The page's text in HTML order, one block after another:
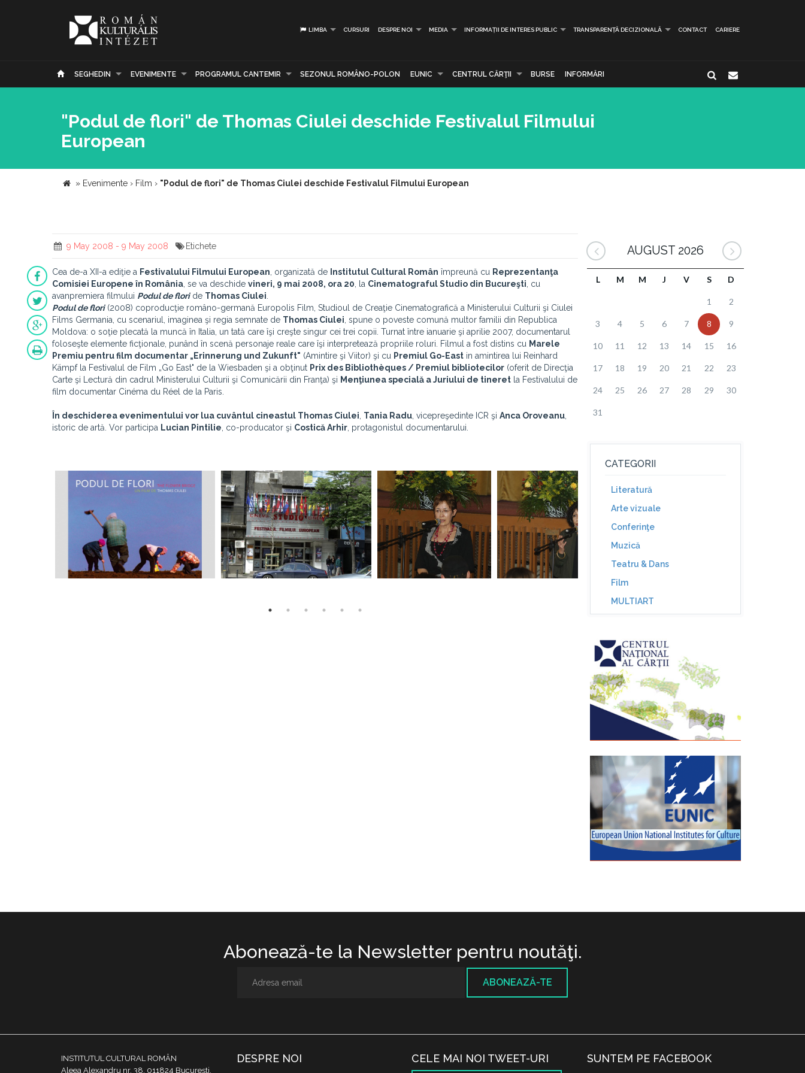
LIMBA CURSURI DESPRE NOI MEDIA INFORMAȚII DE INTERES PUBLIC TRANSPARENȚĂ DECIZIONALĂ CONTACT CARIERE
SEGHEDIN EVENIMENTE PROGRAMUL CANTEMIR SEZONUL ROMÂNO-POLON EUNIC CENTRUL CĂRŢII BURSE INFORMĂRI
"Podul de flori" de Thomas Ciulei deschide Festivalul Filmului
European
» Evenimente › Film › "Podul de flori" de Thomas Ciulei deschide Festivalul Filmului European
9 May 2008 - 9 May 2008 Etichete
Cea de-a XII-a ediţie a Festivalului Filmului European , organizată de Institutul Cultural Român împreună cu Reprezentanţa
Comisiei Europene în România , se va deschide vineri, 9 mai 2008, ora 20 , la Cinematograful Studio din Bucureşti , cu
avanpremiera filmului Podul de floride Thomas Ciulei
Podul de flori(2008) coproducţie româno-germană Europolis Film, Studioul de Creaţie Cinematografică a Ministerului Culturii şi Ciulei
Films Germania, cu scenariul, imaginea şi regia semnate de Thomas Ciulei , spune o poveste comună multor familii din Republica
Moldova: o soţie plecată la muncă în Italia, un tată care îşi creşte singur cei trei copii. Turnat între ianuarie şi aprilie 2007, documentarul
foloseşte elemente ficţionale, punând în scenă personaje reale care îşi interpretează propriile roluri. Filmul a fost distins cu Marele
Premiu pentru film documentar „Erinnerung und Zukunft" (Amintire şi Viitor) şi cu Premiul Go-East in amintirea lui Reinhard
Kämpf la Festivalul de Film „Go East" de la Wiesbaden şi a obţinut Prix des Bibliothèques / Premiul bibliotecilor (oferit de Direcţia
Carte şi Lectură din cadrul Ministerului Culturii şi Comunicării din Franţa) şi Menţiunea specială a Juriului de tineret la Festivalului de
film documentar Cinéma du Réel de la Paris.
În deschiderea evenimentului vor lua cuvântul cineastul Thomas Ciulei Tania Radu , vicepreşedinte ICR şi Anca Oroveanu
istoric de artă. Vor participa Lucian Pintilie , co-producator şi Costică Arhir , protagonistul documentarului.
AUGUST 2026
L M M J V S D
1 2
3 4 5 6 7 8 9
10 11 12 13 14 15 16
17 18 19 20 21 22 23
24 25 26 27 28 29 30
31
CATEGORII
Literatură
Arte vizuale
Conferinţe
Muzică
Teatru & Dans
Film
MULTIART
Abonează-te la Newsletter pentru noutăţi.
ABONEAZĂ-TE
INSTITUTUL CULTURAL ROMÂN
Aleea Alexandru nr. 38, 011824 București,
DESPRE NOI CELE MAI NOI TWEET-URI SUNTEM PE FACEBOOK